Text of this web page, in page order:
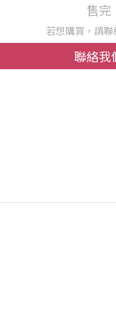
售完
若想購買，請聯
聯絡我